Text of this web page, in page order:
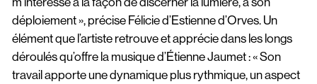
déploiement », précise Félicie d’Estienne d’Orves. Un
élément que l’artiste retrouve et apprécie dans les longs
déroulés qu’offre la musique d’Étienne Jaumet : « Son
travail apporte une dynamique plus rythmique, un aspect